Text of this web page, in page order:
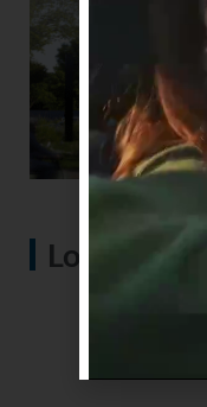
Lo más visto